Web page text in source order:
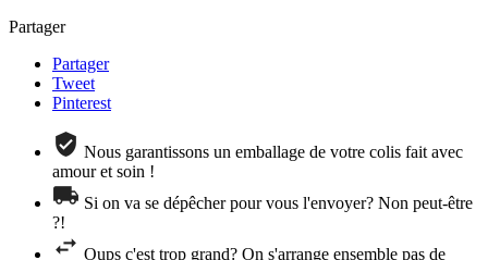
Partager
Partager
Tweet
Pinterest
Nous garantissons un emballage de votre colis fait avec
amour et soin !
Si on va se dépêcher pour vous l'envoyer? Non peut-être
?!
Oups c'est trop grand? On s'arrange ensemble pas de